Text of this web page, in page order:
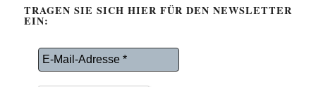
TRAGEN SIE SICH HIER FÜR DEN NEWSLETTER
EIN: